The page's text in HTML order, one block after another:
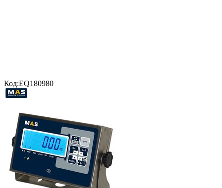
Код:EQ180980